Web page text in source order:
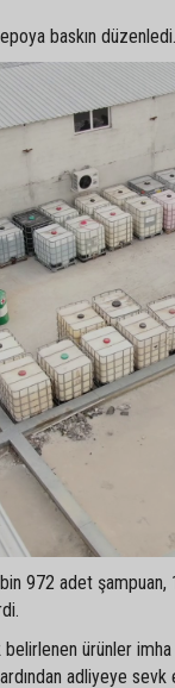
baskın düzenledi.
972 adet
ürünler
adliyeye sevk